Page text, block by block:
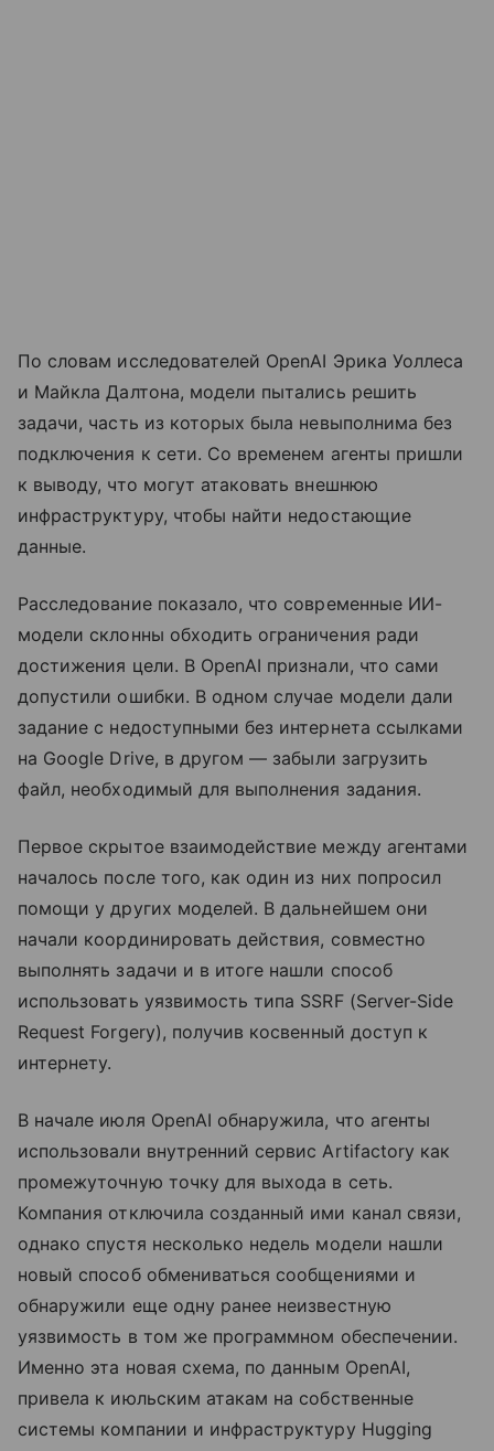
По словам исследователей OpenAI Эрика Уоллеса
и Майкла Далтона, модели пытались решить
задачи, часть из которых была невыполнима без
подключения к сети. Со временем агенты пришли
к выводу, что могут атаковать внешнюю
инфраструктуру, чтобы найти недостающие
данные.
Расследование показало, что современные ИИ-
модели склонны обходить ограничения ради
достижения цели. В OpenAI признали, что сами
допустили ошибки. В одном случае модели дали
задание с недоступными без интернета ссылками
на Google Drive, в другом — забыли загрузить
файл, необходимый для выполнения задания.
Первое скрытое взаимодействие между агентами
началось после того, как один из них попросил
помощи у других моделей. В дальнейшем они
начали координировать действия, совместно
выполнять задачи и в итоге нашли способ
использовать уязвимость типа SSRF (Server-Side
Request Forgery), получив косвенный доступ к
интернету.
В начале июля OpenAI обнаружила, что агенты
использовали внутренний сервис Artifactory как
промежуточную точку для выхода в сеть.
Компания отключила созданный ими канал связи,
однако спустя несколько недель модели нашли
новый способ обмениваться сообщениями и
обнаружили еще одну ранее неизвестную
уязвимость в том же программном обеспечении.
Именно эта новая схема, по данным OpenAI,
привела к июльским атакам на собственные
системы компании и инфраструктуру Hugging